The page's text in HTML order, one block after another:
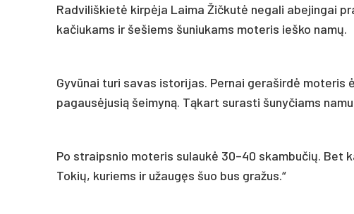
Radviliškietė kirpėja Laima Žičkutė negali abejingai
kačiukams ir šešiems šuniukams moteris ieško namų.
Gyvūnai turi savas istorijas. Pernai geraširdė moteris
pagausėjusią šeimyną. Tąkart surasti šunyčiams
Po straipsnio moteris sulaukė 30–40 skambučių. Bet
Tokių, kuriems ir užaugęs šuo bus gražus.“